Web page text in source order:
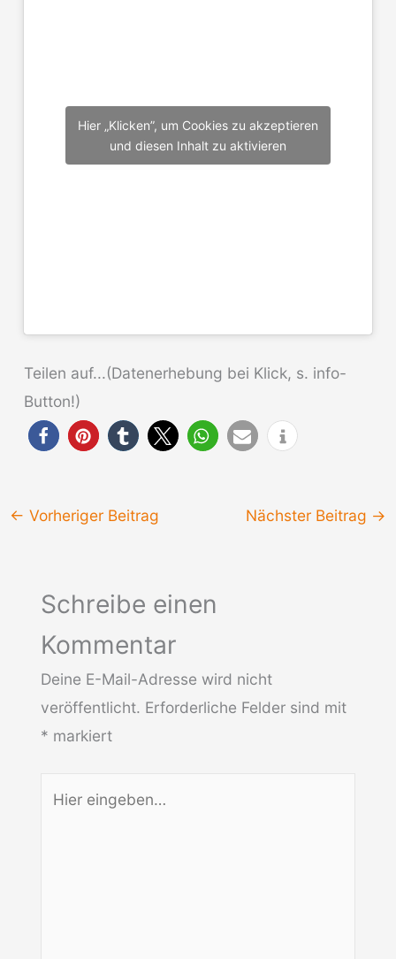
Hier „Klicken”, um Cookies zu akzeptieren
und diesen Inhalt zu aktivieren
Teilen auf...(Datenerhebung bei Klick, s. info-
Button!)
← Vorheriger Beitrag Nächster Beitrag →
Schreibe einen
Kommentar
Deine E-Mail-Adresse wird nicht
veröffentlicht. Erforderliche Felder sind mit
* markiert
eingeben…